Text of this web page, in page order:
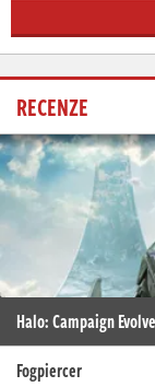
RECENZE
Halo: Campaign
Fogpiercer